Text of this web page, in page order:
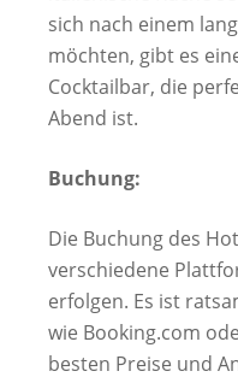
sich nach einem
möchten, gibt es
Cocktailbar, die
Abend ist.
Buchung:
Die Buchung des
verschiedene
erfolgen. Es ist
wie Booking.com
besten Preise und